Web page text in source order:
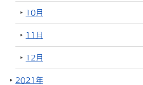
10月
11月
12月
2021年